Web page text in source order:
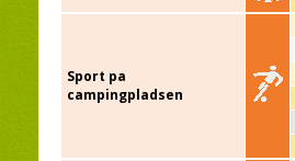
Sport pa
campingpladsen